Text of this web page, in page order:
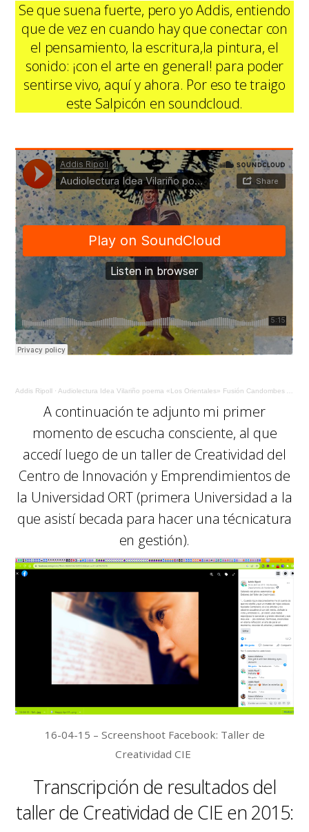
Se que suena fuerte, pero yo Addis, entiendo
que de vez en cuando hay que conectar con
el pensamiento, la escritura,la pintura, el
sonido: ¡con el arte en general! para poder
sentirse vivo, aquí y ahora. Por eso te traigo
este Salpicón en soundcloud.
Addis Ripoll ·Audiolectura Idea Vilariño poema «Los Orientales» Fusión Candombes Ancestrales
A continuación te adjunto mi primer
momento de escucha consciente, al que
accedí luego de un taller de Creatividad del
Centro de Innovación y Emprendimientos de
la Universidad ORT (primera Universidad a la
que asistí becada para hacer una técnicatura
en gestión).
16-04-15 – Screenshoot Facebook: Taller de
Creatividad CIE
Transcripción de resultados del
taller de Creatividad de CIE en 2015: